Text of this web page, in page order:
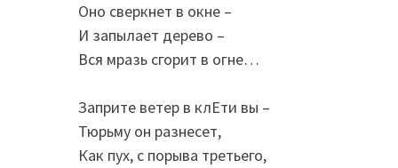
Оно сверкнет в окне –
И запылает дерево –
Вся мразь сгорит в огне…
Заприте ветер в клЕти вы –
Тюрьму он разнесет,
Как пух, с порыва третьего,